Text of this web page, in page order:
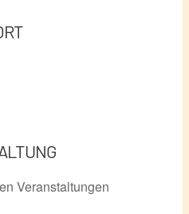
Veranstaltungen